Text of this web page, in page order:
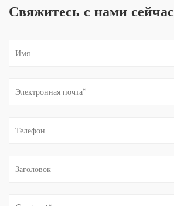
Свяжитесь с нами сейчас